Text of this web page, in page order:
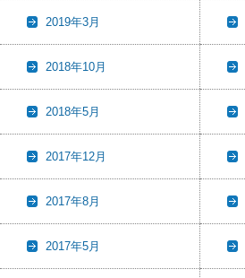
2019年3月
2018年10月
2018年5月
2017年12月
2017年8月
2017年5月